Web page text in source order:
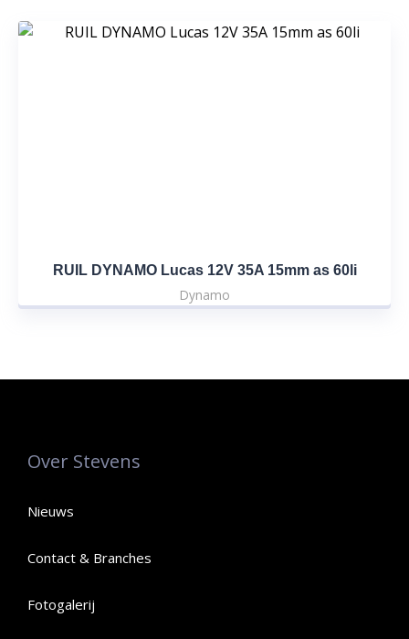
RUIL DYNAMO Lucas 12V 35A 15mm as 60li
Dynamo
Over Stevens
Nieuws
Contact & Branches
Fotogalerij